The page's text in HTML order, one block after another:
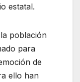
estatal.
población
para
de
ello han